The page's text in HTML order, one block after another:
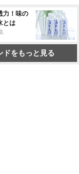
力！味の
とは
ドをもっと見る